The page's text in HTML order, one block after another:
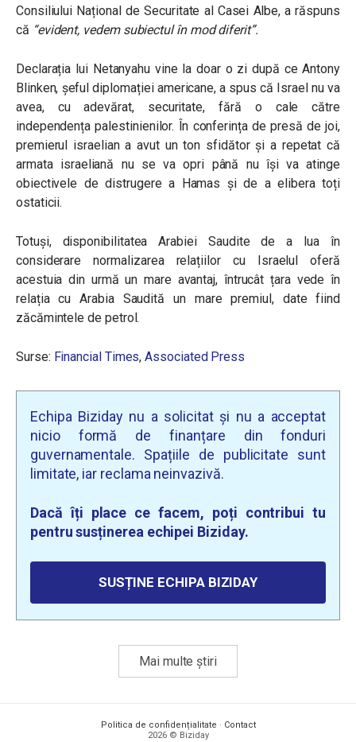
Consiliului Național de Securitate al Casei Albe, a răspuns
că “evident, vedem subiectul în mod diferit”.
Declarația lui Netanyahu vine la doar o zi după ce Antony
Blinken, șeful diplomației americane, a spus că Israel nu va
avea, cu adevărat, securitate, fără o cale către
independența palestinienilor. În conferința de presă de joi,
premierul israelian a avut un ton sfidător și a repetat că
armata israeliană nu se va opri până nu își va atinge
obiectivele de distrugere a Hamas și de a elibera toți
ostaticii.
Totuși, disponibilitatea Arabiei Saudite de a lua în
considerare normalizarea relațiilor cu Israelul oferă
acestuia din urmă un mare avantaj, întrucât țara vede în
relația cu Arabia Saudită un mare premiul, date fiind
zăcămintele de petrol.
Surse: Financial Times,Associated Press
Echipa Biziday nu a solicitat și nu a acceptat
nicio formă de finanțare din fonduri
guvernamentale. Spațiile de publicitate sunt
limitate, iar reclama neinvazivă.
Dacă îți place ce facem, poți contribui tu
pentru susținerea echipei Biziday.
SUSȚINE ECHIPA BIZIDAY
Mai multe știri
Politica de confidențialitate · Contact
2026 © Biziday